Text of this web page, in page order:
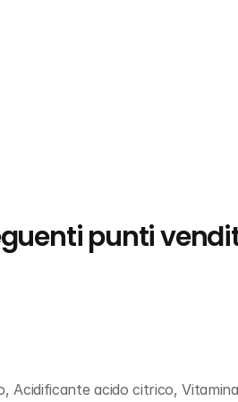
punti
Acidificante acido citrico,